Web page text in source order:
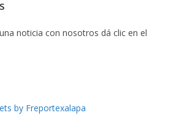
noticia con nosotros dá clic en el
by Freportexalapa